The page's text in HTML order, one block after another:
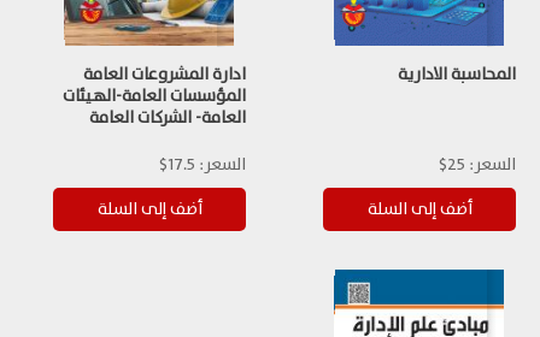
المحاسبة الادارية
السعر: 25$
ادارة المشروعات العامة
المؤسسات العامة-الهيئات
العامة- الشركات العامة
السعر: 17.5$